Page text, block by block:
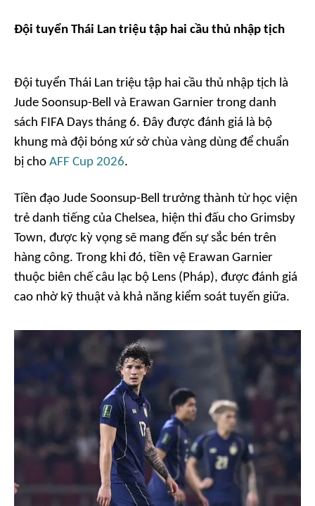
Đội tuyển Thái Lan triệu tập hai cầu thủ nhập tịch
Đội tuyển Thái Lan triệu tập hai cầu thủ nhập tịch là
Jude Soonsup-Bell và Erawan Garnier trong danh
sách FIFA Days tháng 6. Đây được đánh giá là bộ
khung mà đội bóng xứ sở chùa vàng dùng để chuẩn
bị cho AFF Cup 2026.
Tiền đạo Jude Soonsup-Bell trưởng thành từ học viện
trẻ danh tiếng của Chelsea, hiện thi đấu cho Grimsby
Town, được kỳ vọng sẽ mang đến sự sắc bén trên
hàng công. Trong khi đó, tiền vệ Erawan Garnier
thuộc biên chế câu lạc bộ Lens (Pháp), được đánh giá
cao nhờ kỹ thuật và khả năng kiểm soát tuyến giữa.